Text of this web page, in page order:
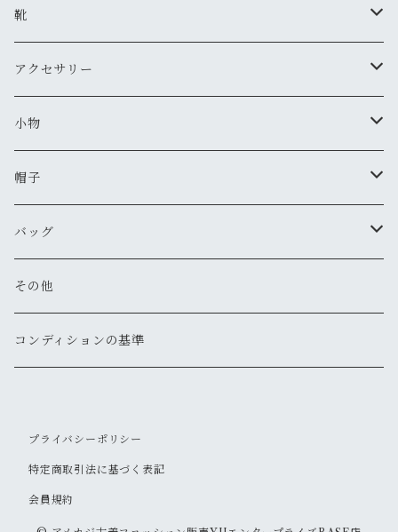
新品
古着
新品
ダウンジャケット
古着
新品
スタジアムジャンバー
古着
新品
ワークジャケット
古着
新品
コート
古着
新品
マウンテンパーカー
古着
その他
古着
ナイロンジャケット
新品
新品
Tシャツ・カットソー（半袖・袖無し）
古着
新品
Tシャツ・カットソー（長袖・７分）
新品
古着
ポロシャツ
新品
古着
シャツ（半袖）
古着
新品
シャツ（長袖）
古着
パーカー
古着
スウェット
古着
ベスト
古着
その他
古着
新品
ワークパンツ
新品
古着
ミリタリー・カーゴパンツ
新品
古着
チノパン
古着
新品
ショートパンツ
古着
新品
オーバーオール
古着
その他
古着
古着
靴
スニーカー
ブーツ
古着
新品
サンダル
長靴・レインシューズ
その他
アクセサリー
ネックレス
ブレスレット
新品
バングル・リストバンド
ピアス
リング
小物
財布
新品
古着
キーケース
手袋
新品
ベルト
サングラス
ソックス
帽子
キャップ
古着
ハット
新品
ニットキャップ・ビーニー
新品
古着
キャスケット
その他
バッグ
ショルダー
新品
トート
新品
リュックサック・バックパック
ウェストポーチ
その他
コンディションの基準
プライバシーポリシー
特定商取引法に基づく表記
会員規約